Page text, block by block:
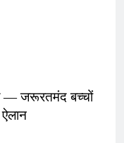
— जरूरतमंद बच्चों